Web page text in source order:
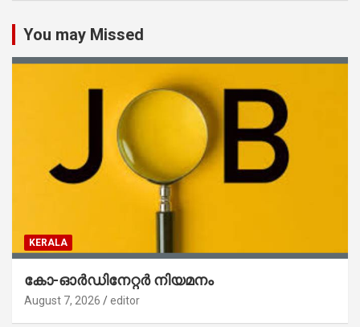
You may Missed
KERALA
കോ-ഓർഡിനേറ്റർ നിയമനം
August 7, 2026 editor